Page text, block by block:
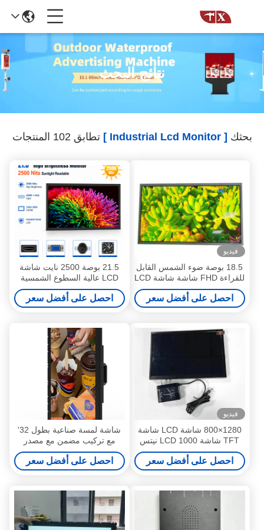
نتائج البحث
بحثك [ Industrial Lcd Monitor ] تطابق 102 المنتجات
فيديو
18.5 بوصة ضوء الشمس القابل
للقراءة FHD شاشة شاشة LCD
الصناعية 1000cd / M2
احصل على أفضل سعر
21.5 بوصة 2500 نايت شاشة
LCD عالية السطوع الشمسية
قابلة للقراءة الشاشة الصناعية
HDMI VGA شاشة إطار مفتوح
احصل على أفضل سعر
فيديو
1280×800 شاشة LCD شاشة
TFT شاشة LCD 1000 نيتس
سطوع 10.1 بوصة
احصل على أفضل سعر
شاشة لمسة صناعية بطول 32'
مع تركيب مضمن مع مصدر
طاقة AC 100-240V
احصل على أفضل سعر